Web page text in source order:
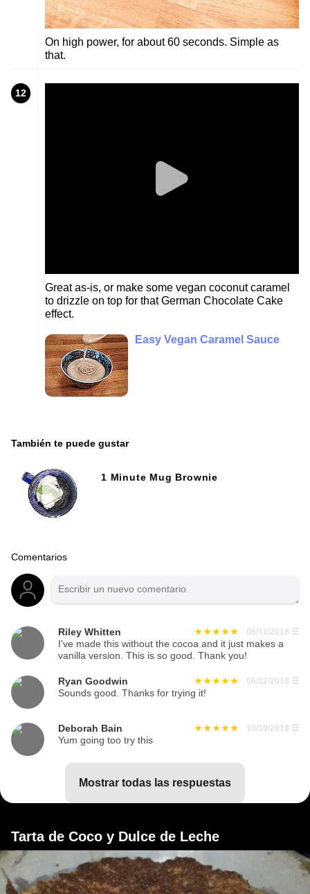
On high power, for about 60 seconds. Simple as
that.
12
Great as-is, or make some vegan coconut caramel
to drizzle on top for that German Chocolate Cake
effect.
Easy Vegan Caramel Sauce
También te puede gustar
1 Minute Mug Brownie
Comentarios
Riley Whitten 06/11/2018 ☰
I've made this without the cocoa and it just makes a
vanilla version. This is so good. Thank you!
Ryan Goodwin 06/12/2018 ☰
Sounds good. Thanks for trying it!
Deborah Bain 10/19/2018 ☰
Yum going too try this
mostrar todas las respuestas
Tarta de Coco y Dulce de Leche